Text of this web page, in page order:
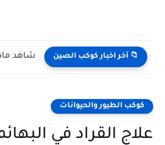
📁 آخر اخبار كوكب الصين
كوكب الطيور والحيوانات
علاج القراد في